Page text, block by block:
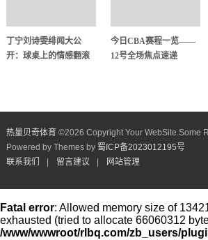
丁宁刘诗雯绯闻大公
开：球桌上的情感翻滚
今日CBA赛程一览——
12号全场焦点速递
热量贝奇体育 ©2026 Copyright Your WebSite.Some
Powered by Themes by 蜀ICP备2023012195号
联系我们
留言建议 网站管理
Fatal error: Allowed memory size of
exhausted (tried to allocate 66060312
/www/wwwroot/rlbq.com/zb_users/